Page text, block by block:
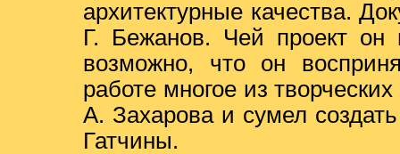
архитектурные качества.
Г. Бежанов. Чей проект он
возможно, что он
работе многое из
А. Захарова и сумел
Гатчины.